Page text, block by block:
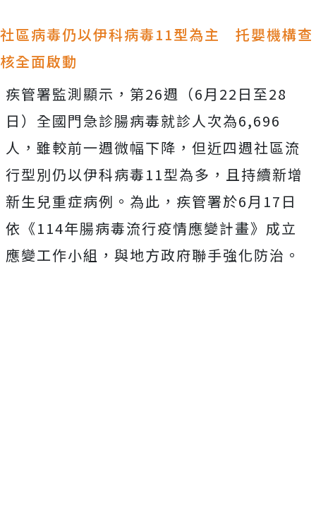
社區病毒仍以伊科病毒11型為主 托嬰機構查
核全面啟動
疾管署監測顯示，第26週（6月22日至28
日）全國門急診腸病毒就診人次為6,696
人，雖較前一週微幅下降，但近四週社區流
行型別仍以伊科病毒11型為多，且持續新增
新生兒重症病例。為此，疾管署於6月17日
依《114年腸病毒流行疫情應變計畫》成立
應變工作小組，與地方政府聯手強化防治。